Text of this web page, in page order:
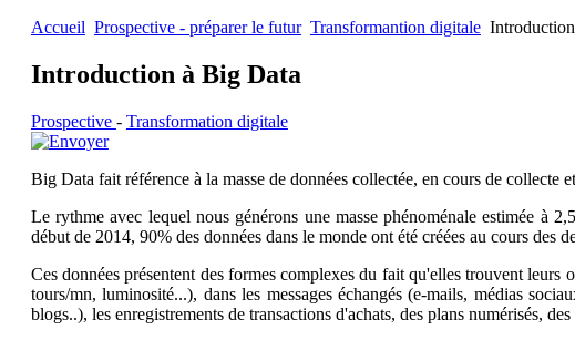
Accueil Prospective - préparer le futur Transformantion digitale
Introduction à Big Data
Prospective - Transformation digitale
Big Data fait référence à la masse de données collectée, en cours de collecte
Le rythme avec lequel nous générons une masse phénoménale estimée à
début de 2014, 90% des données dans le monde ont été créées au cours des
Ces données présentent des formes complexes du fait qu'elles trouvent
tours/mn, luminosité...), dans les messages échangés (e-mails, médias
blogs..), les enregistrements de transactions d'achats, des plans numérisés,